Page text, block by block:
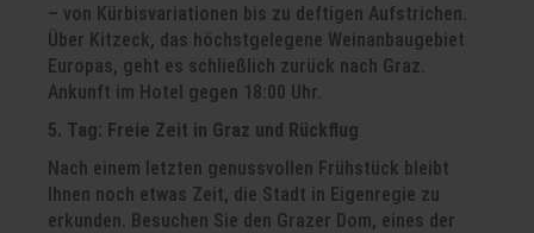
– von Kürbisvariationen bis zu deftigen Aufstrichen.
Über Kitzeck, das höchstgelegene Weinanbaugebiet
Europas, geht es schließlich zurück nach Graz.
Ankunft im Hotel gegen 18:00 Uhr.
5. Tag: Freie Zeit in Graz und Rückflug
Nach einem letzten genussvollen Frühstück bleibt
Ihnen noch etwas Zeit, die Stadt in Eigenregie zu
erkunden. Besuchen Sie den Grazer Dom, eines der